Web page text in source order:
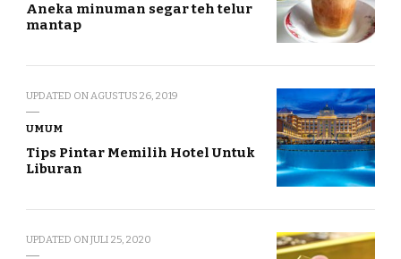
Aneka minuman segar teh telur
mantap
UPDATED ONAGUSTUS 26, 2019
UMUM
Tips Pintar Memilih Hotel Untuk
Liburan
UPDATED ONJULI 25, 2020